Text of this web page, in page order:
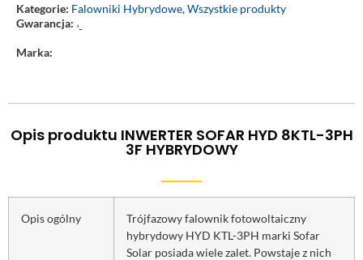
Kategorie: Falowniki Hybrydowe,Wszystkie produkty
Gwarancja: ‘-
Marka:
Opis produktu INWERTER SOFAR HYD 8KTL-3PH
3F HYBRYDOWY
Opis ogólny
Trójfazowy falownik fotowoltaiczny
hybrydowy HYD KTL-3PH marki Sofar
Solar posiada wiele zalet. Powstaje z nich